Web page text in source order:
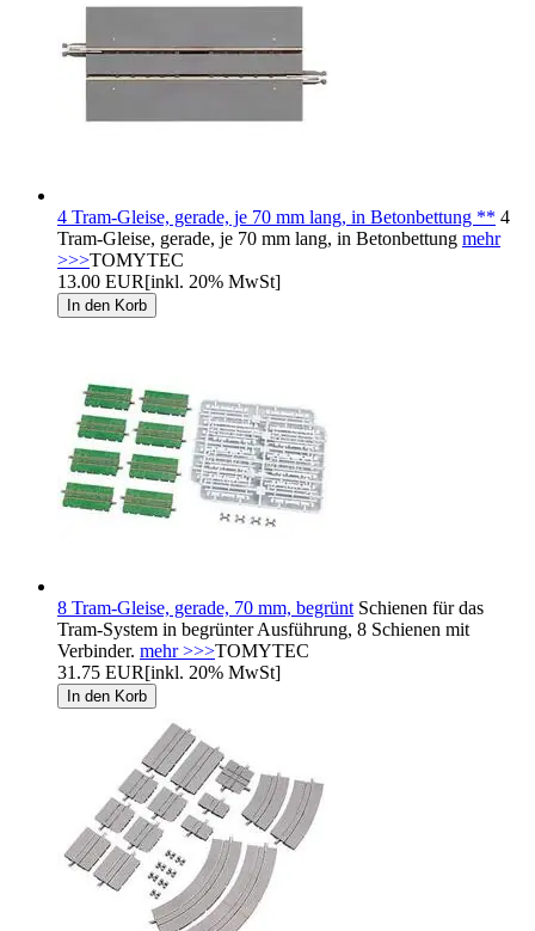
4 Tram-Gleise, gerade, je 70 mm lang, in Betonbettung ** 4
Tram-Gleise, gerade, je 70 mm lang, in Betonbettung mehr
>>>TOMYTEC
13.00 EUR[inkl. 20% MwSt]
8 Tram-Gleise, gerade, 70 mm, begrünt Schienen für das
Tram-System in begrünter Ausführung, 8 Schienen mit
Verbinder. mehr >>>TOMYTEC
31.75 EUR[inkl. 20% MwSt]